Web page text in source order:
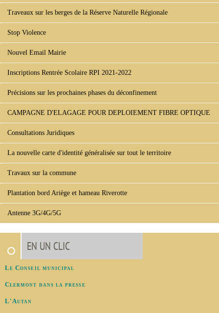
Traveaux sur les berges de la Réserve Naturelle Régionale
Stop Violence
Nouvel Email Mairie
Inscriptions Rentrée Scolaire RPI 2021-2022
Précisions sur les prochaines phases du déconfinement
CAMPAGNE D'ELAGAGE POUR DEPLOIEMENT FIBRE OPTIQUE
Consultations Juridiques
La nouvelle carte d'identité généralisée sur tout le territoire
Travaux sur la commune
Plantation bord Ariège et hameau Riverotte
Antenne 3G/4G/5G
EN UN CLIC
Le Conseil municipal
Clermont dans la presse
L'Autan